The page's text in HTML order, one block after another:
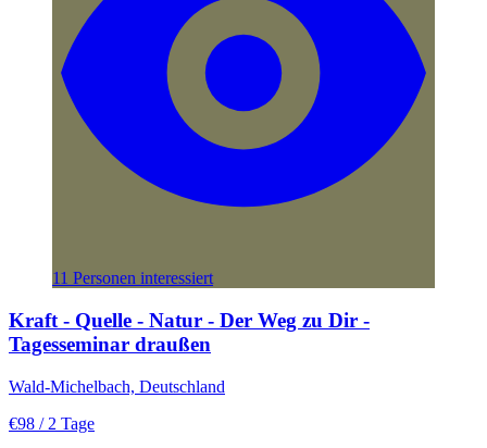
11 Personen interessiert
Kraft - Quelle - Natur - Der Weg zu Dir -
Tagesseminar draußen
Wald-Michelbach, Deutschland
€98 / 2 Tage